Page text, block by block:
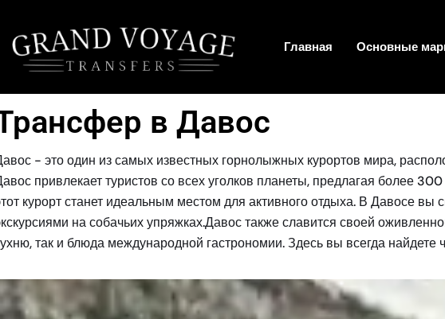
Главная Основные
в Давос
- это один из самых известных горнолыжных курортов мира,
привлекает туристов со всех уголков планеты, предлагая более
курорт станет идеальным местом для активного отдыха. В Давосе
на собачьих упряжках.Давос также славится своей
так и блюда международной гастрономии. Здесь вы всегда найдете